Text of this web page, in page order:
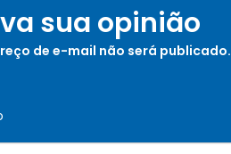
sua opinião
de e-mail não será publicado.